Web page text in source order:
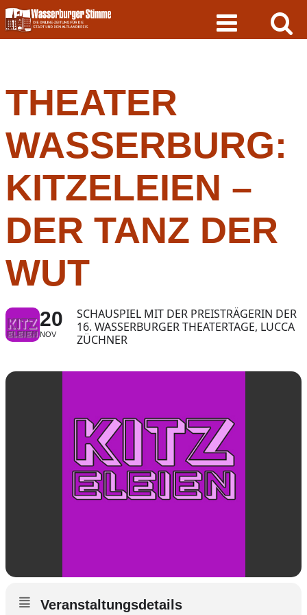
Skip
to
content
THEATER
WASSERBURG:
KITZELEIEN –
DER TANZ DER
WUT
20
NOV
SCHAUSPIEL MIT DER PREISTRÄGERIN DER
16. WASSERBURGER THEATERTAGE, LUCCA
ZÜCHNER
Veranstaltungsdetails